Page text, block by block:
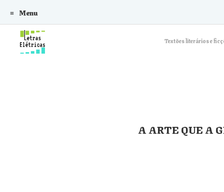
Textões literários e
Menu
Skip to content
A ARTE QUE A